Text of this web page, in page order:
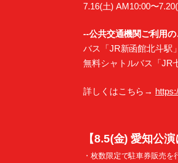
7.16(土) AM10:00〜
--公共交通機関ご利用
バス「JR新函館北斗駅
無料シャトルバス「JR
詳しくはこちら→
【8.5(金) 愛知公演
・枚数限定で駐車券販売を